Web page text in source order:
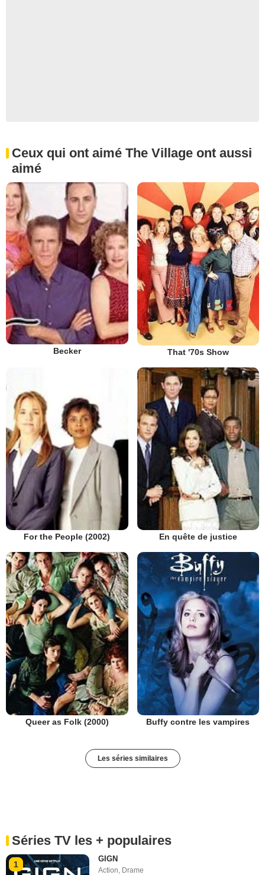
Ceux qui ont aimé The Village ont aussi
aimé
Becker That '70s Show
For the People (2002) En quête de justice
Queer as Folk (2000) Buffy contre les vampires
Les séries similaires
Séries TV les + populaires
1
GIGN
Action Drame